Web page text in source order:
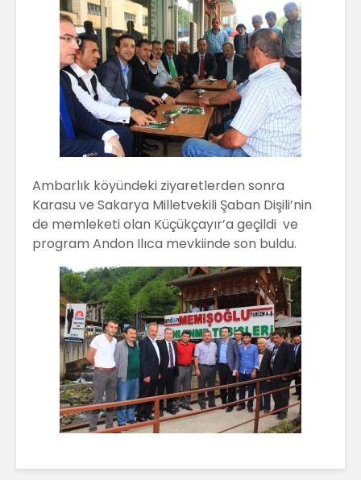
Ambarlık köyündeki ziyaretlerden sonra
Karasu ve Sakarya Milletvekili Şaban Dişili’nin
de memleketi olan Küçükçayır’a geçildi ve
program Andon Ilıca mevkiinde son buldu.